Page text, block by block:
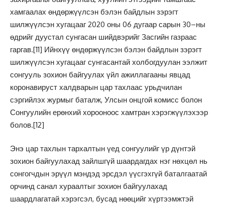
хамгаалах өндөржүүлсэн бэлэн байдлын зэрэгт
шилжүүлсэн хугацааг 2020 оны 06 дугаар сарын 30–ны
өдрийг дуустал сунгасан шийдвэрийг Засгийн газраас
гаргав.[11] Ийнхүү өндөржүүлсэн бэлэн байдлын зэрэгт
шилжүүлсэн хугацааг сунгасантай холбогдуулан ээлжит
сонгууль зохион байгуулах үйл ажиллагааны явцад
коронавируст халдварын цар тахлаас урьдчилан
сэргийлэх журмыг баталж, Улсын онцгой комисс болон
Сонгуулийн ерөнхий хорооноос хамтран хэрэгжүүлэхээр
болов.[12]
Энэ цар тахлын тархалтын үед сонгуулийг үр дүнтэй
зохион байгуулахад зайлшгүй шаардагдах нэг нөхцөл нь
сонгогчдын эрүүл мэндэд эрсдэл үүсгэхгүй баталгаатай
орчинд санал хураалтыг зохион байгуулахад
шаардлагатай хэрэгсэл, бусад нөөцийг хүртээмжтэй